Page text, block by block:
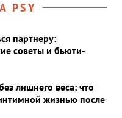
PSY
партнеру:
советы и бьюти-
лишнего веса: что
жизнью после